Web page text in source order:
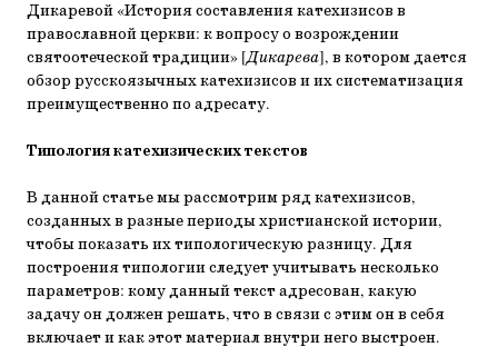
Дикаревой «История составления катехизисов в
православной церкви: к вопросу о возрождении
святоотеческой традиции» [Дикарева], в котором дается
обзор русскоязычных катехизисов и их систематизация
преимущественно по адресату.
Типология катехизических текстов
В данной статье мы рассмотрим ряд катехизисов,
созданных в разные периоды христианской истории,
чтобы показать их типологическую разницу. Для
построения типологии следует учитывать несколько
параметров: кому данный текст адресован, какую
задачу он должен решать, что в связи с этим он в себя
включает и как этот материал внутри него выстроен.